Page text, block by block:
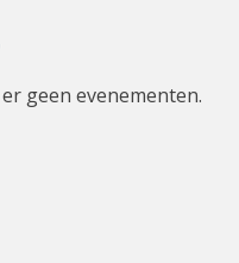
geen evenementen.